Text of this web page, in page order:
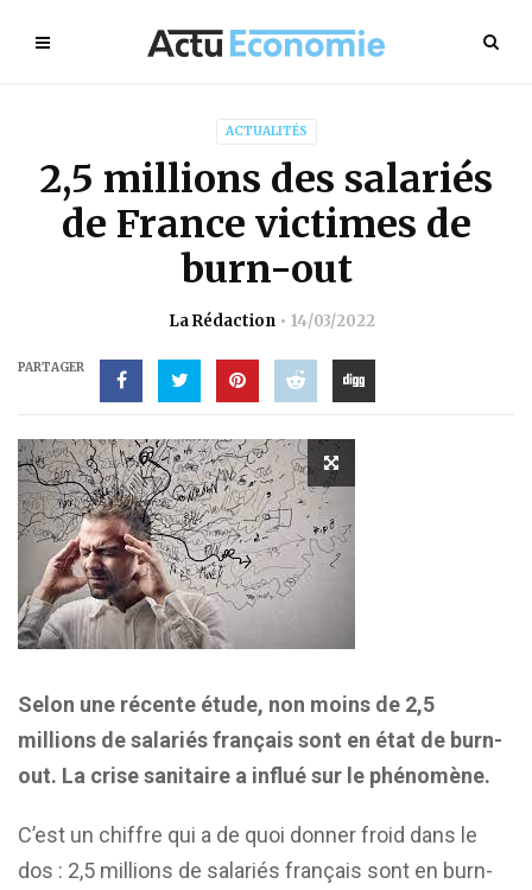
ACTUALITÉS
2,5 millions des salariés
de France victimes de
burn-out
La Rédaction 14/03/2022
PARTAGER
Selon une récente étude, non moins de 2,5
millions de salariés français sont en état de burn-
out. La crise sanitaire a influé sur le phénomène.
C’est un chiffre qui a de quoi donner froid dans le
dos : 2,5 millions de salariés français sont en burn-